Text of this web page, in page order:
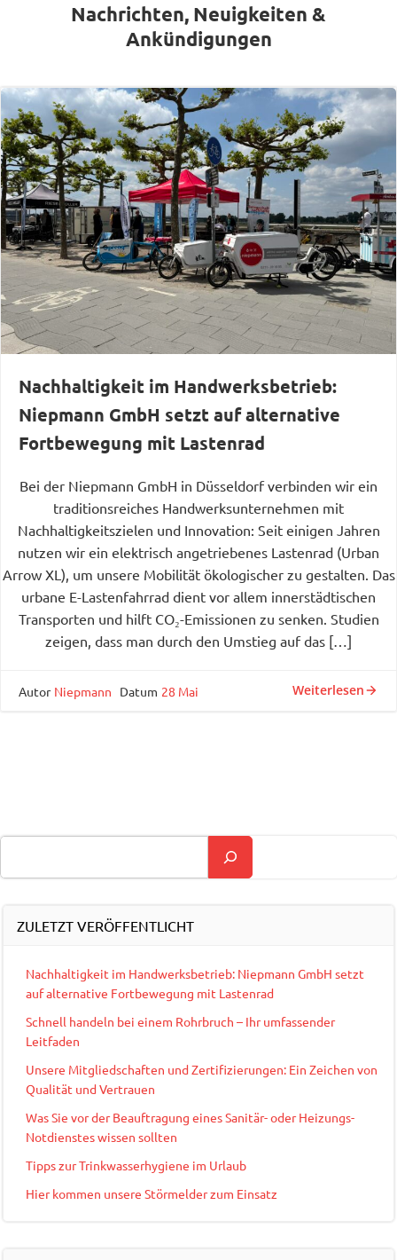
Nachrichten, Neuigkeiten &
Ankündigungen
Nachhaltigkeit im Handwerksbetrieb:
Niepmann GmbH setzt auf alternative
Fortbewegung mit Lastenrad
Bei der Niepmann GmbH in Düsseldorf verbinden wir ein
traditionsreiches Handwerksunternehmen mit
Nachhaltigkeitszielen und Innovation: Seit einigen Jahren
nutzen wir ein elektrisch angetriebenes Lastenrad (Urban
Arrow XL), um unsere Mobilität ökologischer zu gestalten. Das
urbane E-Lastenfahrrad dient vor allem innerstädtischen
Transporten und hilft CO₂-Emissionen zu senken. Studien
zeigen, dass man durch den Umstieg auf das […]
Autor Niepmann Datum 28 Mai Weiterlesen
Suchen
ZULETZT VERÖFFENTLICHT
Nachhaltigkeit im Handwerksbetrieb: Niepmann GmbH setzt
auf alternative Fortbewegung mit Lastenrad
Schnell handeln bei einem Rohrbruch – Ihr umfassender
Leitfaden
Unsere Mitgliedschaften und Zertifizierungen: Ein Zeichen von
Qualität und Vertrauen
Was Sie vor der Beauftragung eines Sanitär- oder Heizungs-
Notdienstes wissen sollten
Tipps zur Trinkwasserhygiene im Urlaub
Hier kommen unsere Störmelder zum Einsatz